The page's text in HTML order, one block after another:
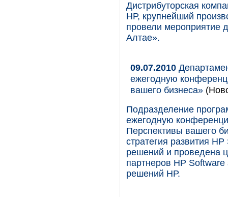
Дистрибуторская
НР, крупнейший
провели мероприятие
Алтае».
09.07.2010
ежегодную
вашего бизнеса»
Подразделение
ежегодную
Перспективы вашего
стратегия развития
решений и проведена
партнеров HP
решений НР.